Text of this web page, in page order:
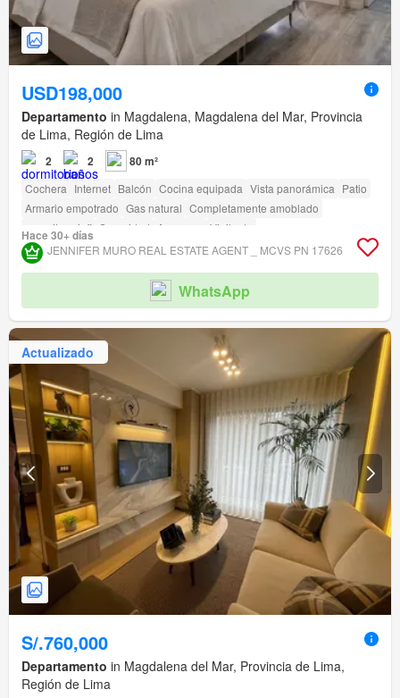
USD198,000
Departamento in Magdalena, Magdalena del Mar, Provincia
de Lima, Región de Lima
2 2 80 m²
Cochera Internet Balcón Cocina equipada Vista panorámica Patio
Armario empotrado Gas natural Completamente amoblado
amenity_wi_fi Seguridad Ascensor
Vigilante
Acceso para personas con discapacidad
Hace 30+ días
JENNIFER MURO REAL ESTATE AGENT _ MCVS PN 17626
WhatsApp
Actualizado
S/.760,000
Departamento in Magdalena del Mar, Provincia de Lima,
Región de Lima